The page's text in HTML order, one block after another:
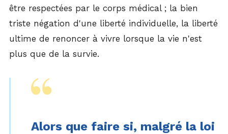
être respectées par le corps médical ; la bien
triste négation d'une liberté individuelle, la liberté
ultime de renoncer à vivre lorsque la vie n'est
plus que de la survie.
Alors que faire si, malgré la loi